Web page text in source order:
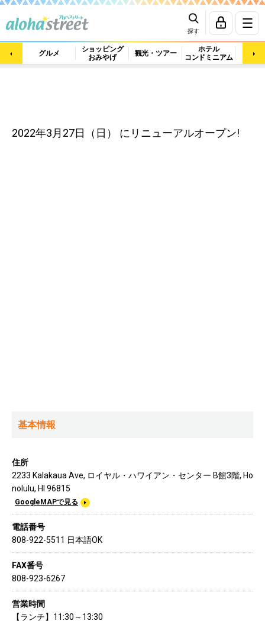
探す
グルメ
ショッピング
おみやげ
観光・ツアー
ホテル
コンドミニアム
マッ
2022年3月27日（日） にリニューアルオープン!
基本情報
住所
2233 Kalakaua Ave, ロイヤル・ハワイアン・センター B館3階, Ho
nolulu, HI 96815
GoogleMAPで見る
電話番号
808-922-5511 日本語OK
FAX番号
808-923-6267
営業時間
【ランチ】11:30～13:30